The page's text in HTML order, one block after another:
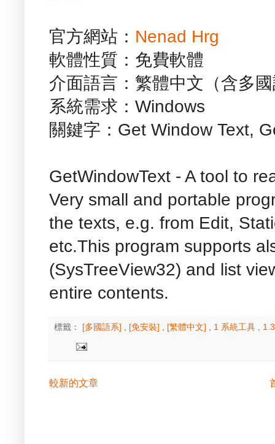
官方網站： Nenad Hrg
軟體性質：免費軟體
介面語言：繁體中文（含多
系統需求：Windows
關鍵字：Get Window Text,
GetWindowText - A tool to
Very small and portable
the texts, e.g. from Edit,
etc.This program supports
(SysTreeView32) and list
entire contents.
標籤： [多國語系] [免安裝] [繁體中文] 1 系統工具
較新的文章